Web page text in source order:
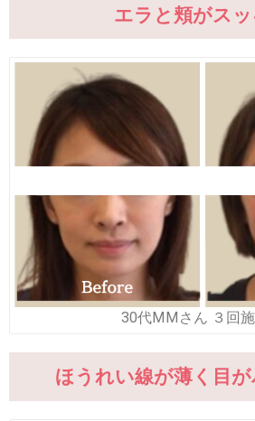
エラと頬がスッ
30代MMさん ３回
ほうれい線が薄く目